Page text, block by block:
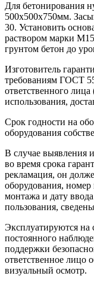
Для бетонирования
500х500х750мм.
30. Установить
раствором марки
грунтом бетон до
Изготовитель
требованиям ГОСТ
ответственного
использования,
Срок годности на
оборудования
В случае выявления
во время срока
рекламация, он
оборудования, номер
монтажа и дату
пользования,
Эксплуатируются на
постоянного
поддержки
ответственное лицо
визуальный осмотр.